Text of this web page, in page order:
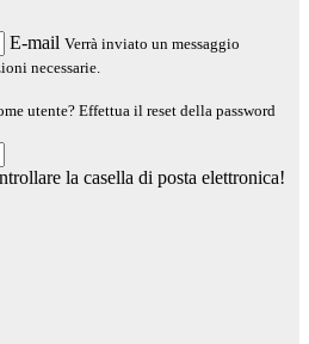
E-mail Verrà inviato un messaggio
necessarie.
utente? Effettua il reset della password
la casella di posta elettronica!